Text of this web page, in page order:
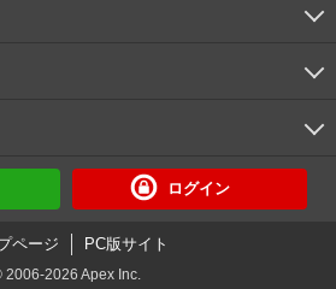
示 ログイン
ページ PC版サイト
2006-2026 Apex Inc.